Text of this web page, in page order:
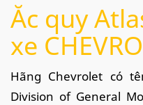
Ắc quy
xe
Hãng Chevrolet có
Division of General